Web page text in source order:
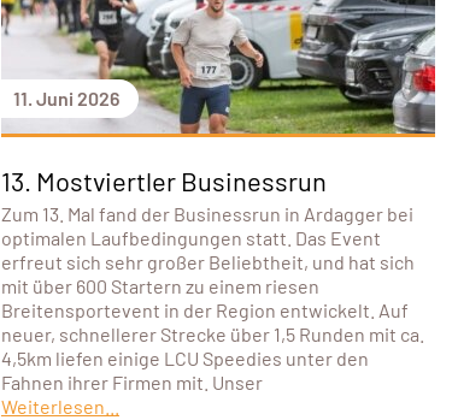
11. Juni 2026
13. Mostviertler Businessrun
Zum 13. Mal fand der Businessrun in Ardagger bei
optimalen Laufbedingungen statt. Das Event
erfreut sich sehr großer Beliebtheit, und hat sich
mit über 600 Startern zu einem riesen
Breitensportevent in der Region entwickelt. Auf
neuer, schnellerer Strecke über 1,5 Runden mit ca.
4,5km liefen einige LCU Speedies unter den
Fahnen ihrer Firmen mit. Unser
Weiterlesen...